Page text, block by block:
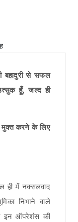
बहादुरी से सफल
हूँ, जल्द ही
मुक्त करने के लिए